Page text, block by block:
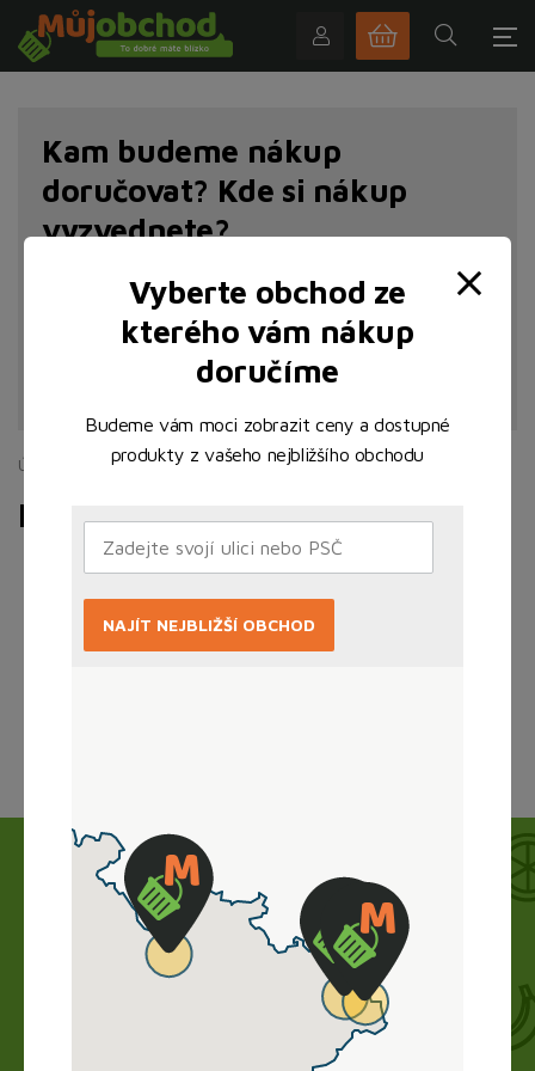
Kam budeme nákup
doručovat? Kde si nákup
vyzvednete?
Úvodní stránka Ovoce a zelenina Bylinky
Bylinky
Jak to funguje?
Nákup vyřídíte doma online, obchod zboží
připraví a vy si ho jen vyzvednete. Bez dlouhého
Vyberte obchod ze
kterého vám nákup
doručíme
Budeme vám moci zobrazit ceny a dostupné
produkty z vašeho nejbližšího obchodu
NAJÍT NEJBLIŽŠÍ OBCHOD